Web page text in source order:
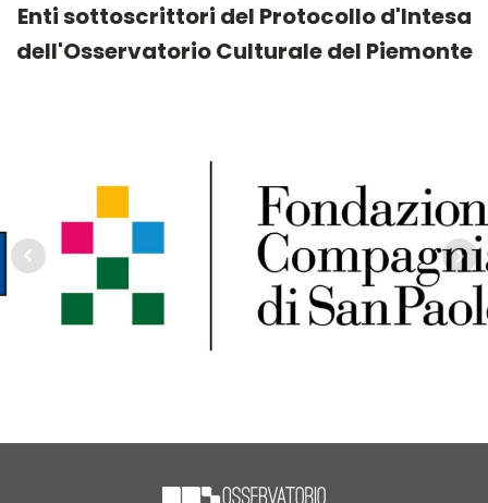
Enti sottoscrittori del Protocollo d'Intesa
dell'Osservatorio Culturale del Piemonte